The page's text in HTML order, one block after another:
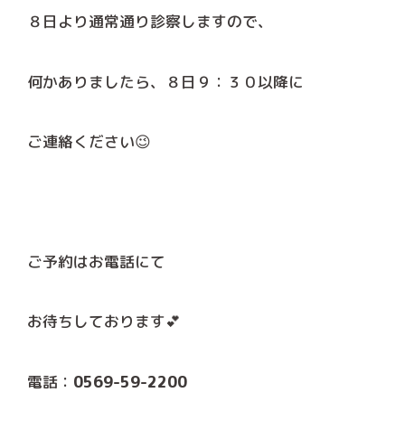
８日より通常通り診察しますので、
何かありましたら、８日９：３０以降に
ご連絡ください😉
ご予約はお電話にて
お待ちしております💕
電話： 0569-59-2200